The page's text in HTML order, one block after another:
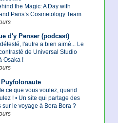
the Magic: A Day with
Paris’s Cosmetology Team
d'y Penser (podcast)
l'autre a bien aimé... Le
de Universal Studio
Osaka !
ce que vous voulez, quand
! • Un site qui partage des
sur le voyage à Bora Bora ?